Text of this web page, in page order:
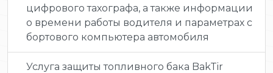
цифрового тахографа, а также информации
о времени работы водителя и параметрах с
бортового компьютера автомобиля
Услуга защиты топливного бака BakTir